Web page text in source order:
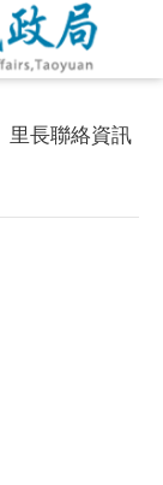
里長聯絡資訊